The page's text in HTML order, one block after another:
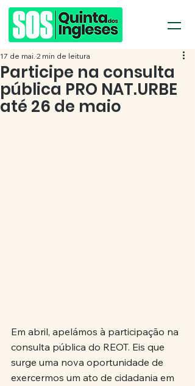
Participe na consulta
pública PRO NAT.URBE
até 26 de maio
17 de mai. 2 min de leitura
Em abril, apelámos à participação na
consulta pública do REOT. Eis que
surge uma nova oportunidade de
exercermos um ato de cidadania em